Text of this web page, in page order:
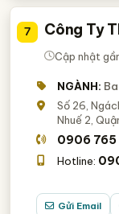
7 Công Ty
Cập nhật
NGÀNH:
Số 26,
Nhuế 2,
0906
Hotline:
Gửi Email